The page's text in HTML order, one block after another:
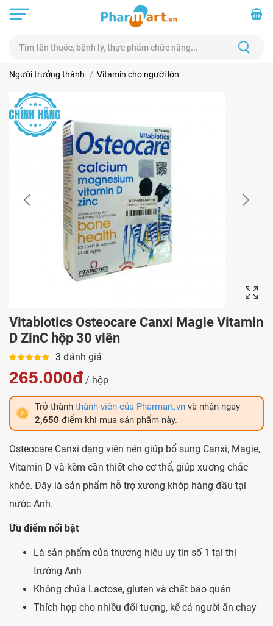
Người trưởng thành Vitamin cho người lớn
Vitabiotics Osteocare Canxi Magie Vitamin
D ZinC hộp 30 viên
3 đánh giá
265.000đ / hộp
Trở thành thành viên của Pharmart.vn và nhận ngay
2,650 điểm khi mua sản phẩm này.
Osteocare Canxi dạng viên nén giúp bổ sung Canxi, Magie,
Vitamin D và kẽm cần thiết cho cơ thể, giúp xương chắc
khỏe. Đây là sản phẩm hỗ trợ xương khớp hàng đầu tại
nước Anh.
Ưu điểm nổi bật
Là sản phẩm của thương hiệu uy tín số 1 tại thị
trường Anh
Không chứa Lactose, gluten và chất bảo quản
Thích hợp cho nhiều đối tượng, kể cả người ăn chay